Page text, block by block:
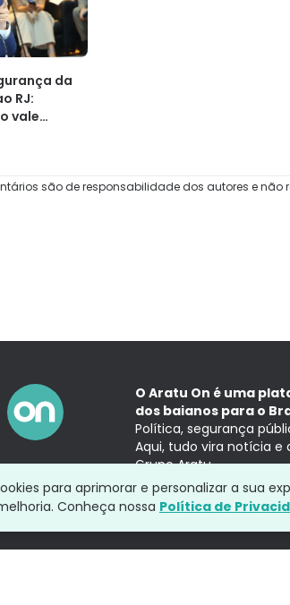
da
RJ:
vale
são de responsabilidade dos autores e não
O Aratu On é uma
dos baianos para o
Política, segurança
Aqui, tudo vira notícia
Grupo Aratu
para aprimorar e personalizar a sua
Conheça nossa Política de